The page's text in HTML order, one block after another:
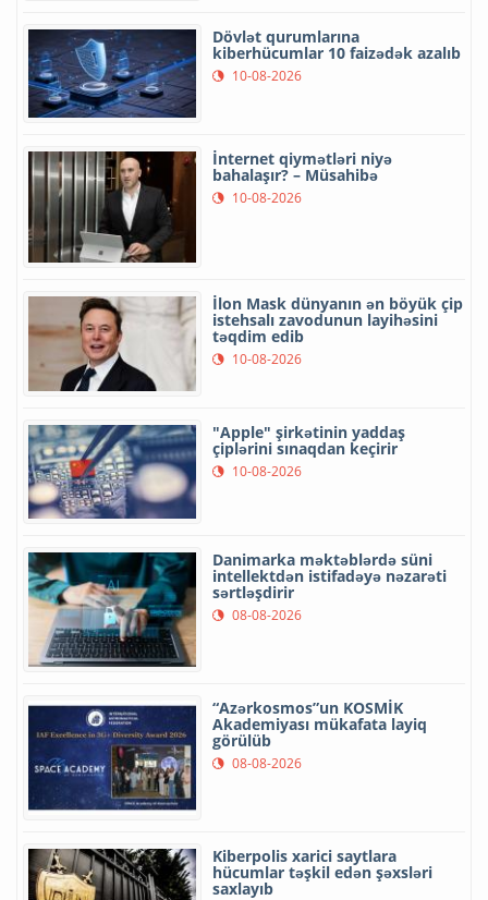
Dövlət qurumlarına
kiberhücumlar 10 faizədək azalıb
10-08-2026
İnternet qiymətləri niyə
bahalaşır? – Müsahibə
10-08-2026
İlon Mask dünyanın ən böyük çip
istehsalı zavodunun layihəsini
təqdim edib
10-08-2026
"Apple" şirkətinin yaddaş
çiplərini sınaqdan keçirir
10-08-2026
Danimarka məktəblərdə süni
intellektdən istifadəyə nəzarəti
sərtləşdirir
08-08-2026
“Azərkosmos”un KOSMİK
Akademiyası mükafata layiq
görülüb
08-08-2026
Kiberpolis xarici saytlara
hücumlar təşkil edən şəxsləri
saxlayıb